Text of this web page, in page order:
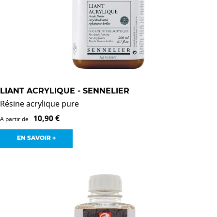
LIANT ACRYLIQUE - SENNELIER
Résine acrylique pure
A partir de 10,90 €
EN SAVOIR +